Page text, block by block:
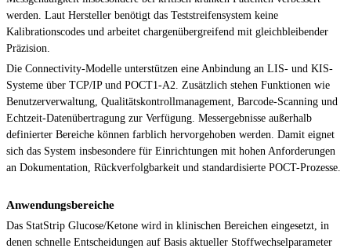
werden. Laut Hersteller benötigt das Teststreifensystem keine
Kalibrationscodes und arbeitet chargenübergreifend mit gleichbleibender
Präzision.
Die Connectivity-Modelle unterstützen eine Anbindung an LIS- und KIS-
Systeme über TCP/IP und POCT1-A2. Zusätzlich stehen Funktionen wie
Benutzerverwaltung, Qualitätskontrollmanagement, Barcode-Scanning und
Echtzeit-Datenübertragung zur Verfügung. Messergebnisse außerhalb
definierter Bereiche können farblich hervorgehoben werden. Damit eignet
sich das System insbesondere für Einrichtungen mit hohen Anforderungen
an Dokumentation, Rückverfolgbarkeit und standardisierte POCT-Prozesse.
Anwendungsbereiche
Das StatStrip Glucose/Ketone wird in klinischen Bereichen eingesetzt, in
denen schnelle Entscheidungen auf Basis aktueller Stoffwechselparameter